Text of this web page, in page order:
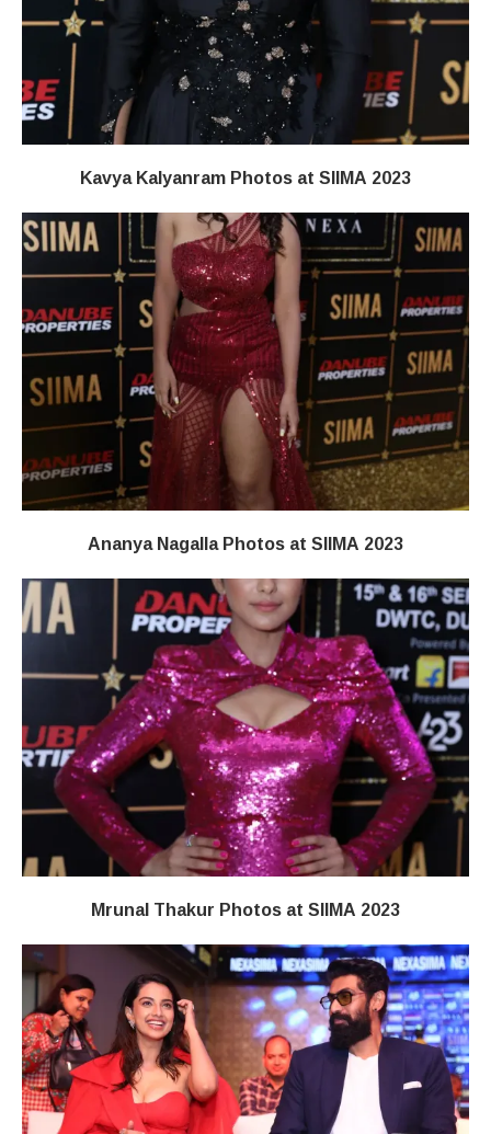
Kavya Kalyanram Photos at SIIMA 2023
Ananya Nagalla Photos at SIIMA 2023
Mrunal Thakur Photos at SIIMA 2023